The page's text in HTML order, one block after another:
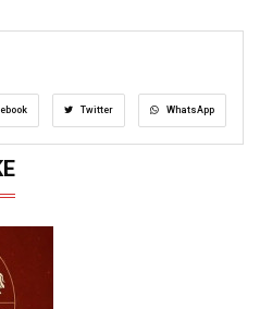
Twitter WhatsApp